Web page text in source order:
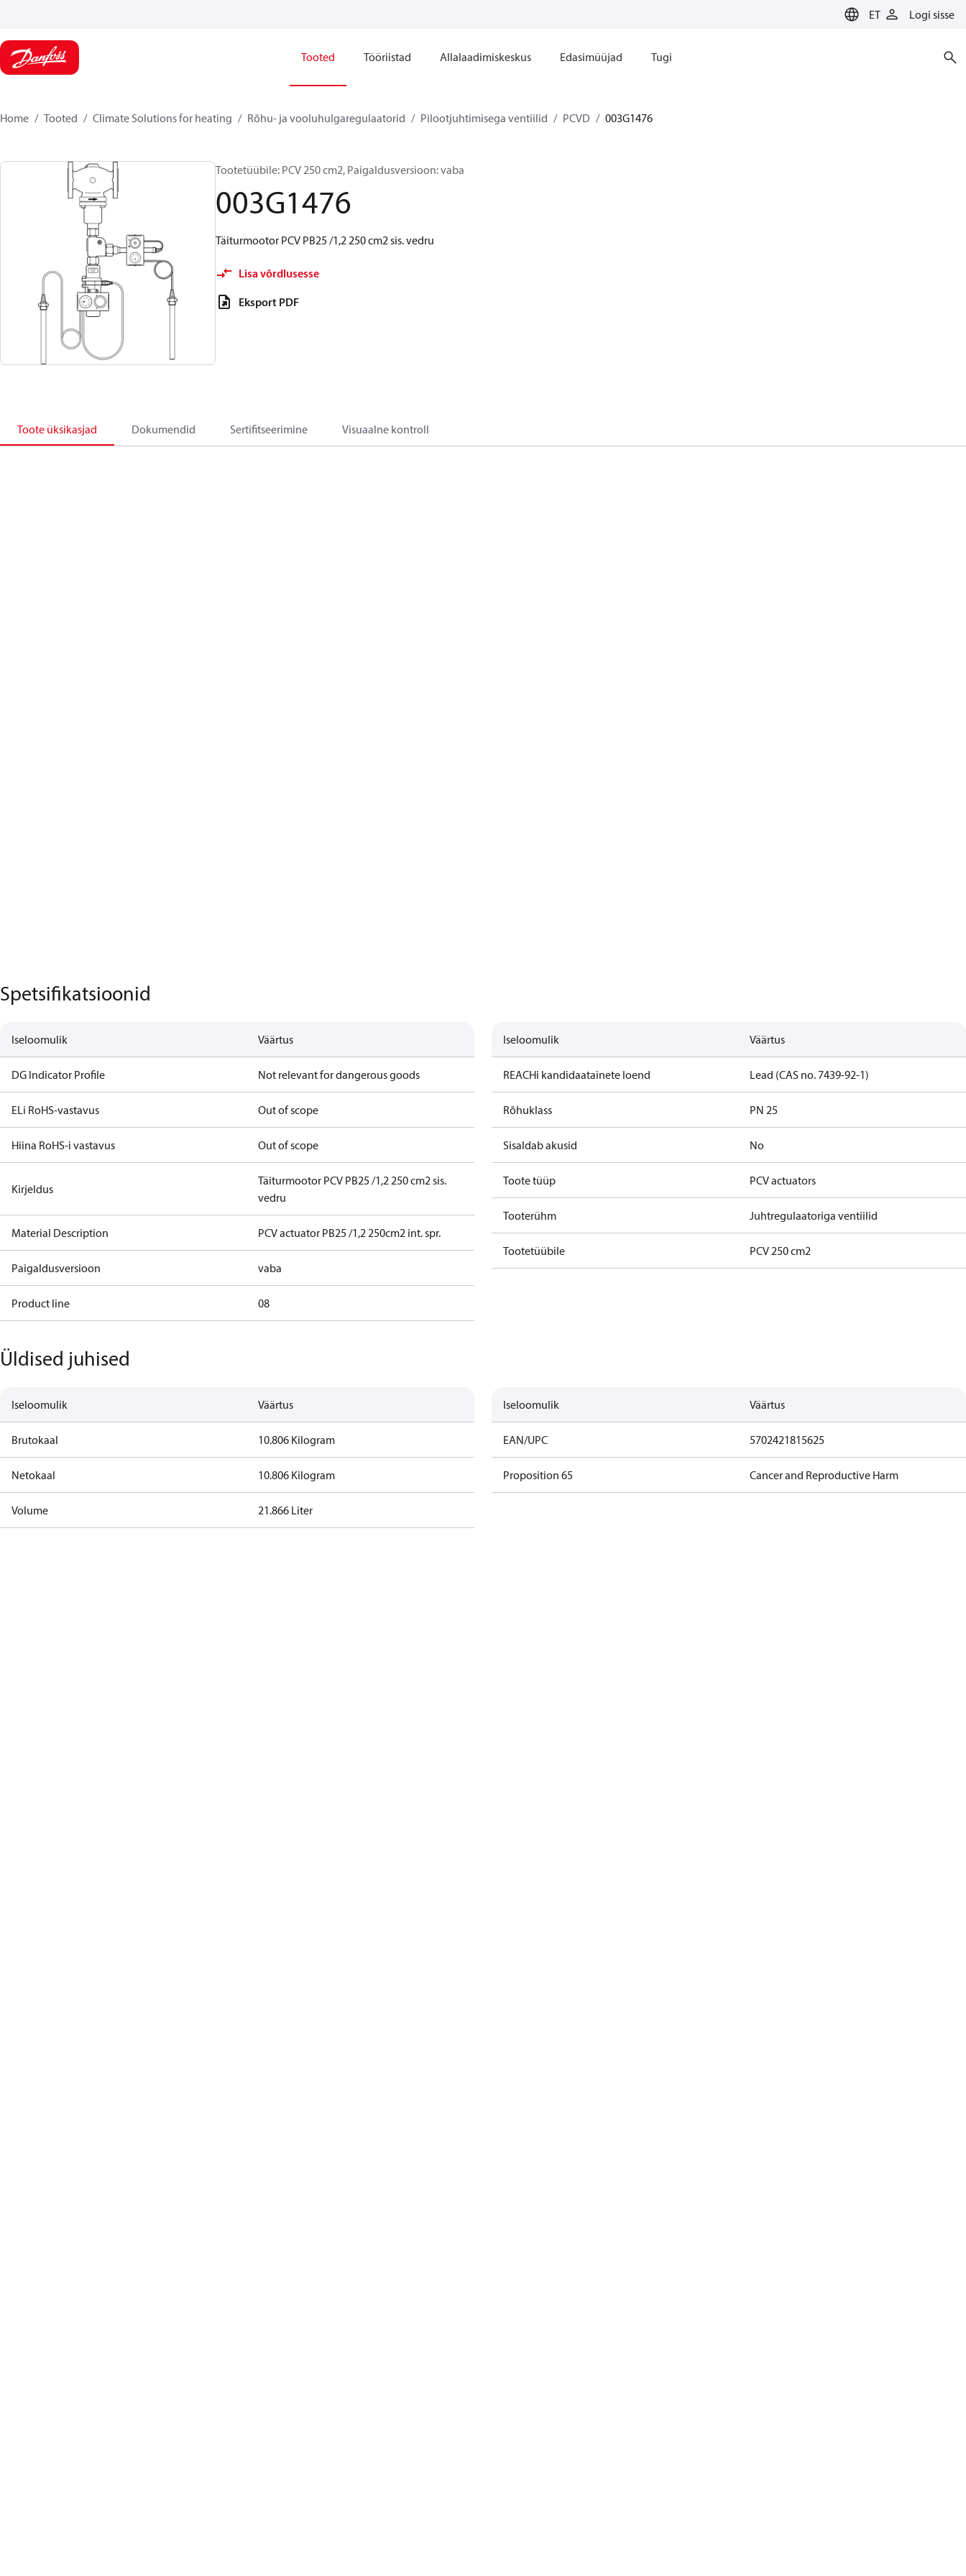
ET Logi sisse
Tooted Tööriistad Allalaadimiskeskus Edasimüüjad Tugi
Home Tooted Climate Solutions for heating Rõhu- ja vooluhulgaregulaatorid Pilootjuhtimisega ventiilid PCVD 003G1476
Tootetüübile: PCV 250 cm2, Paigaldusversioon: vaba
003G1476
Täiturmootor PCV PB25 /1,2 250 cm2 sis. vedru
Lisa võrdlusesse
Eksport PDF
Toote üksikasjad Dokumendid Sertifitseerimine Visuaalne kontroll
Spetsifikatsioonid
Iseloomulik Väärtus
DG Indicator Profile Not relevant for dangerous goods
ELi RoHS-vastavus Out of scope
Hiina RoHS-i vastavus Out of scope
Kirjeldus
Täiturmootor PCV PB25 /1,2 250 cm2 sis.
vedru
Material Description PCV actuator PB25 /1,2 250cm2 int. spr.
Paigaldusversioon vaba
Product line 08
Iseloomulik Väärtus
REACHi kandidaatainete loend Lead (CAS no. 7439-92-1)
Rõhuklass PN 25
Sisaldab akusid No
Toote tüüp PCV actuators
Tooterühm Juhtregulaatoriga ventiilid
Tootetüübile PCV 250 cm2
Üldised juhised
Iseloomulik Väärtus
Brutokaal 10.806 Kilogram
Netokaal 10.806 Kilogram
Volume 21.866 Liter
Iseloomulik Väärtus
EAN/UPC 5702421815625
Proposition 65 Cancer and Reproductive Harm